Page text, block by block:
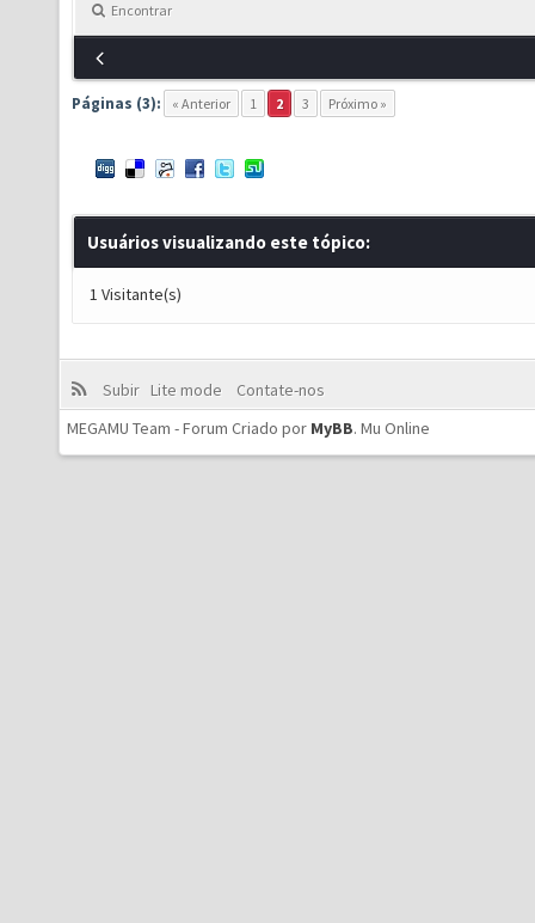
Encontrar
Páginas (3): « Anterior 1 2 3 Próximo »
Usuários visualizando este tópico:
1 Visitante(s)
Subir Lite mode
Contate-nos
MEGAMU Team - Forum Criado por MyBB. Mu Online